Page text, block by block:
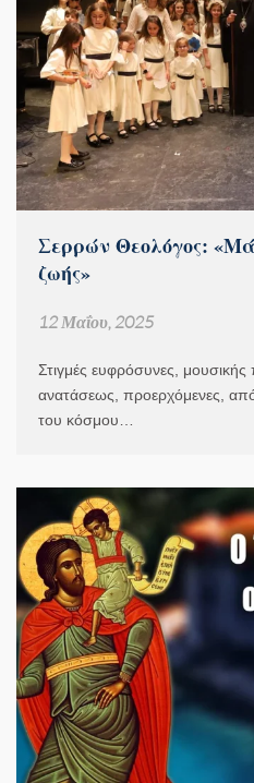
Σερρών Θεολόγος:
ζωής»
12 Μαΐου, 2025
Στιγμές ευφρόσυνες, μουσικής
ανατάσεως, προερχόμενες,
του κόσμου…